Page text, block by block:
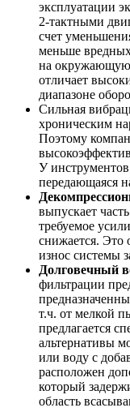
эксплуатации
2-тактными
счет
меньше
на окружающую
отличает
диапазоне
Сильная
хроническим
Поэтому
У
передающаяся
выпускает
требуемое
снижается. Это
износ системы
Долговечный
фильтрации
т.ч. от мелкой
предлагается
альтернативы
или воду с
расположен
который
область